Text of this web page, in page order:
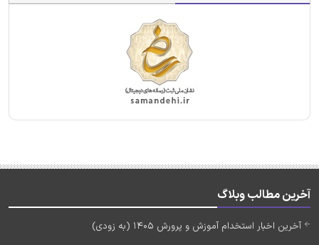
آخرین مطالب وبلاگ
آخرین اخبار استخدام آموزش و پرورش 1405 (به زودی)